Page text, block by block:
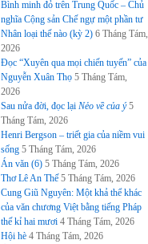
Bình minh đỏ trên Trung Quốc – Chủ
nghĩa Cộng sản Chế ngự một phần tư
Nhân loại thế nào (kỳ 2) 6 Tháng Tám,
2026
Đọc “Xuyên qua mọi chiến tuyến” của
Nguyễn Xuân Thọ 5 Tháng Tám,
2026
Sau nửa đời, đọc lại Nẻo về của ý 5
Tháng Tám, 2026
Henri Bergson – triết gia của niềm vui
sống 5 Tháng Tám, 2026
Án văn (6) 5 Tháng Tám, 2026
Thơ Lê An Thế 5 Tháng Tám, 2026
Cung Giũ Nguyên: Một khả thể khác
của văn chương Việt bằng tiếng Pháp
thế kỉ hai mươi 4 Tháng Tám, 2026
Hội hè 4 Tháng Tám, 2026